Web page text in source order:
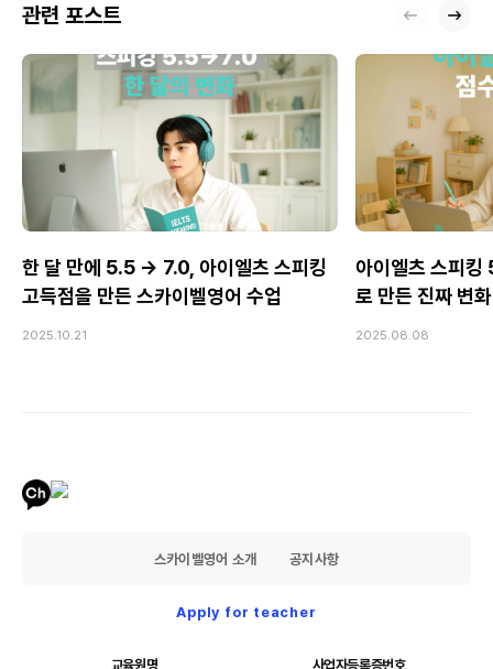
관련 포스트
한 달 만에 5.5 → 7.0, 아이엘츠 스피킹
고득점을 만든 스카이벨영어 수업
2025.10.21
아이엘츠 스피
로 만든 진짜 변화
2025.08.08
스카이벨영어 소개 공지사항
Apply for teacher
교육원명 사업자등록증번호